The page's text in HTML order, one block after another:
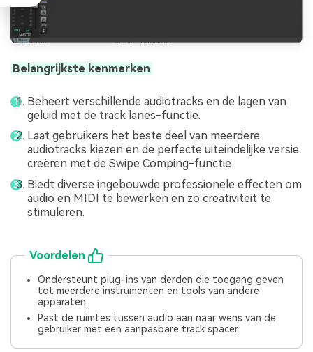
Belangrijkste kenmerken
Beheert verschillende audiotracks en de lagen van
geluid met de track lanes-functie.
Laat gebruikers het beste deel van meerdere
audiotracks kiezen en de perfecte uiteindelijke versie
creëren met de Swipe Comping-functie.
Biedt diverse ingebouwde professionele effecten om
audio en MIDI te bewerken en zo creativiteit te
stimuleren.
Voordelen
Ondersteunt plug-ins van derden die toegang geven
tot meerdere instrumenten en tools van andere
apparaten.
Past de ruimtes tussen audio aan naar wens van de
gebruiker met een aanpasbare track spacer.